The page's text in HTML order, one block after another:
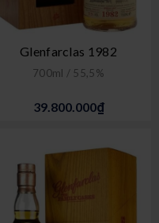
Glenfarclas 1982
700ml / 55,5%
39.800.000₫